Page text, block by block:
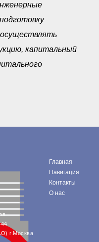
капитальный
г.Москва
Главная
Навигация
Контакты
О нас